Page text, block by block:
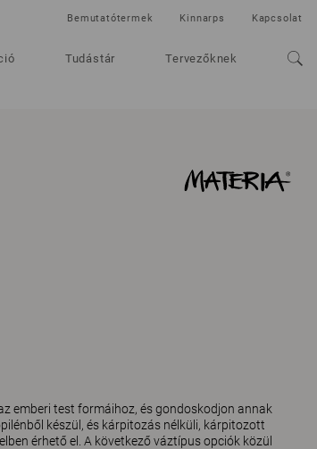
Tudástár Tervezőknek
Bemutatótermek Kinnarps Kapcsolat
emberi test formáihoz, és gondoskodjon annak
készül, és kárpitozás nélküli, kárpitozott
érhető el. A következő váztípus opciók közül